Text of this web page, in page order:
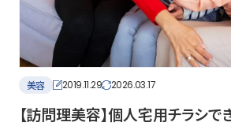
美容 2019.11.29 2026.03.17
【訪問理美容】個人宅用チラシで